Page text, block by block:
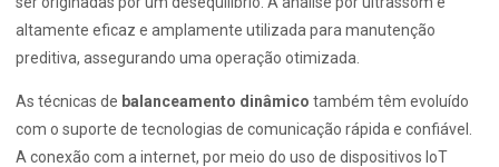
altamente eficaz e amplamente utilizada para manutenção
preditiva, assegurando uma operação otimizada.
As técnicas de balanceamento dinâmico também têm evoluído
com o suporte de tecnologias de comunicação rápida e confiável.
A conexão com a internet, por meio do uso de dispositivos IoT